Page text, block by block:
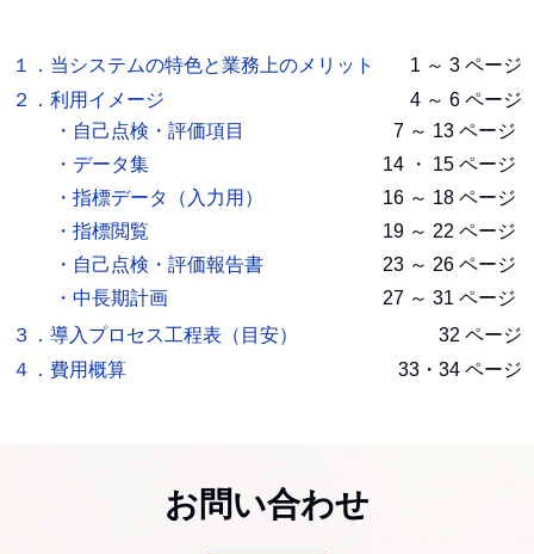
１．当システムの特色と業務上のメリット
1 ～ 3 ページ
２．利用イメージ
4 ～ 6 ページ
・自己点検・評価項目
7 ～ 13 ページ
・データ集
14 ・ 15 ページ
・指標データ（入力用）
16 ～ 18 ページ
・指標閲覧
19 ～ 22 ページ
・自己点検・評価報告書
23 ～ 26 ページ
・中長期計画
27 ～ 31 ページ
３．導入プロセス工程表（目安）
32 ページ
４．費用概算
33・34 ページ
お問い合わせ